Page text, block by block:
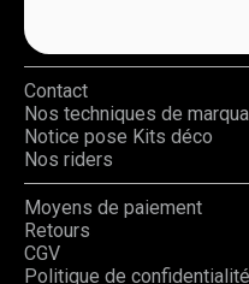
Contact
Nos techniques de
Notice pose Kits déco
Nos riders
Moyens de paiement
Retours
CGV
Politique de confidentialité